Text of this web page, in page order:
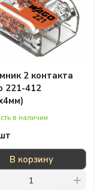
2 контакта
221-412
в наличии
В корзину